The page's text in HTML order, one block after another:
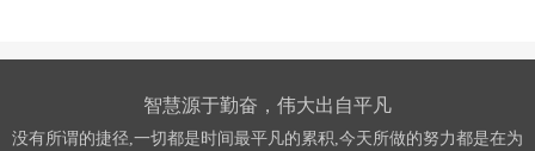
智慧源于勤奋，伟大出自平凡
没有所谓的捷径,一切都是时间最平凡的累积,今天所做的努力都是在为